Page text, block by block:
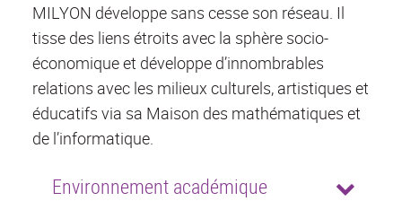
MILYON développe sans cesse son réseau. Il
tisse des liens étroits avec la sphère socio-
économique et développe d’innombrables
relations avec les milieux culturels, artistiques et
éducatifs via sa Maison des mathématiques et
de l’informatique.
Environnement académique